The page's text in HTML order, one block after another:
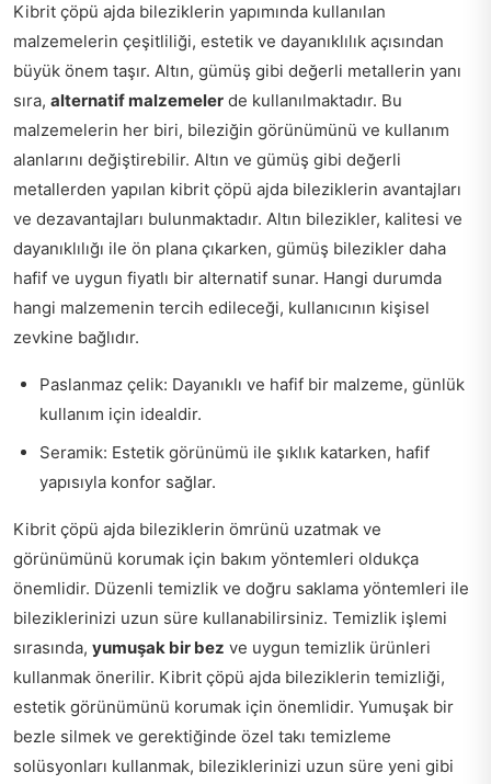
Kibrit çöpü ajda bileziklerin yapımında kullanılan
malzemelerin çeşitliliği, estetik ve dayanıklılık açısından
büyük önem taşır. Altın, gümüş gibi değerli metallerin yanı
sıra, alternatif malzemeler de kullanılmaktadır. Bu
malzemelerin her biri, bileziğin görünümünü ve kullanım
alanlarını değiştirebilir. Altın ve gümüş gibi değerli
metallerden yapılan kibrit çöpü ajda bileziklerin avantajları
ve dezavantajları bulunmaktadır. Altın bilezikler, kalitesi ve
dayanıklılığı ile ön plana çıkarken, gümüş bilezikler daha
hafif ve uygun fiyatlı bir alternatif sunar. Hangi durumda
hangi malzemenin tercih edileceği, kullanıcının kişisel
zevkine bağlıdır.
Paslanmaz çelik: Dayanıklı ve hafif bir malzeme, günlük
kullanım için idealdir.
Seramik: Estetik görünümü ile şıklık katarken, hafif
yapısıyla konfor sağlar.
Kibrit çöpü ajda bileziklerin ömrünü uzatmak ve
görünümünü korumak için bakım yöntemleri oldukça
önemlidir. Düzenli temizlik ve doğru saklama yöntemleri ile
bileziklerinizi uzun süre kullanabilirsiniz. Temizlik işlemi
sırasında, yumuşak bir bez ve uygun temizlik ürünleri
kullanmak önerilir. Kibrit çöpü ajda bileziklerin temizliği,
estetik görünümünü korumak için önemlidir. Yumuşak bir
bezle silmek ve gerektiğinde özel takı temizleme
solüsyonları kullanmak, bileziklerinizi uzun süre yeni gibi